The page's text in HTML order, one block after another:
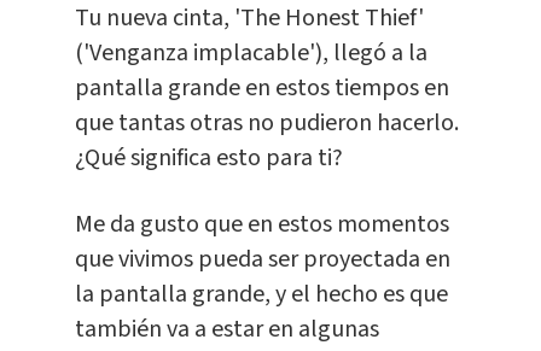
Tu nueva cinta, 'The Honest Thief'
('Venganza implacable'), llegó a la
pantalla grande en estos tiempos en
que tantas otras no pudieron hacerlo.
¿Qué significa esto para ti?
Me da gusto que en estos momentos
que vivimos pueda ser proyectada en
la pantalla grande, y el hecho es que
también va a estar en algunas